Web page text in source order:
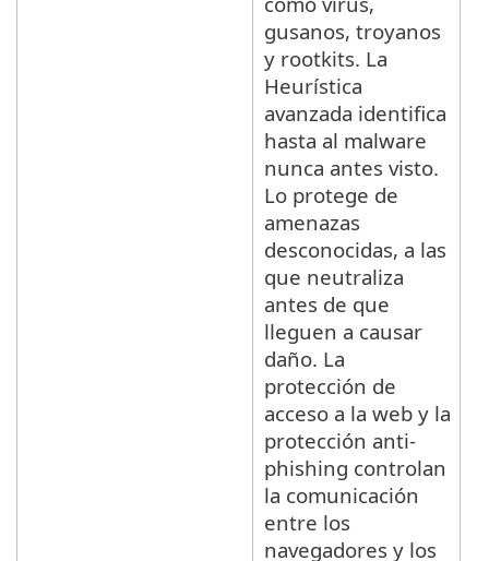
gusanos, troyanos
y rootkits. La
Heurística
avanzada identifica
hasta al malware
nunca antes visto.
Lo protege de
amenazas
desconocidas, a las
que neutraliza
antes de que
lleguen a causar
daño. La
protección de
acceso a la web y la
protección anti-
phishing controlan
la comunicación
entre los
navegadores y los